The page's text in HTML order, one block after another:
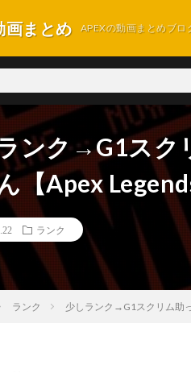
画まとめ APEXの動画まとめブロ
ンク→G1スク
【Apex
ランク
ランク 少しランク→G1スクリム助